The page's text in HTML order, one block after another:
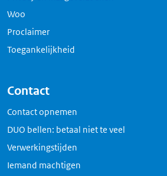
Woo
Proclaimer
Toegankelijkheid
Contact
Contact opnemen
DUO bellen: betaal niet te veel
Verwerkingstijden
Iemand machtigen